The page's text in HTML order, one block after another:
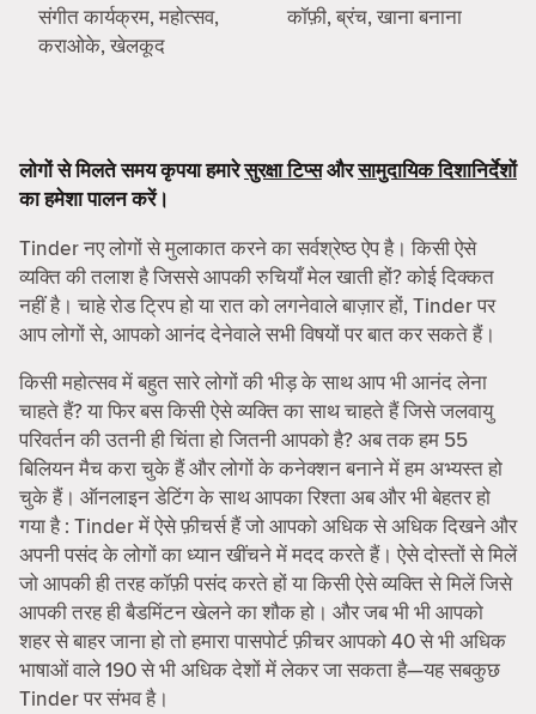
संगीत कार्यक्रम, महोत्सव,
कराओके, खेलकूद
कॉफ़ी, ब्रंच, खाना बनाना
लोगों से मिलते समय कृपया हमारेसुरक्षा टिप्सऔरसामुदायिक दिशानिर्देशों
का हमेशा पालन करें।
Tinder नए लोगों से मुलाकात करने का सर्वश्रेष्ठ ऐप है। किसी ऐसे
व्यक्ति की तलाश है जिससे आपकी रुचियाँ मेल खाती हों? कोई दिक्कत
नहीं है। चाहे रोड ट्रिप हो या रात को लगनेवाले बाज़ार हों, Tinder पर
आप लोगों से, आपको आनंद देनेवाले सभी विषयों पर बात कर सकते हैं।
किसी महोत्सव में बहुत सारे लोगों की भीड़ के साथ आप भी आनंद लेना
चाहते हैं? या फिर बस किसी ऐसे व्यक्ति का साथ चाहते हैं जिसे जलवायु
परिवर्तन की उतनी ही चिंता हो जितनी आपको है? अब तक हम 55
बिलियन मैच करा चुके हैं और लोगों के कनेक्शन बनाने में हम अभ्यस्त हो
चुके हैं। ऑनलाइन डेटिंग के साथ आपका रिश्ता अब और भी बेहतर हो
गया है : Tinder में ऐसे फ़ीचर्स हैं जो आपको अधिक से अधिक दिखने और
अपनी पसंद के लोगों का ध्यान खींचने में मदद करते हैं। ऐसे दोस्तों से मिलें
जो आपकी ही तरह कॉफ़ी पसंद करते हों या किसी ऐसे व्यक्ति से मिलें जिसे
आपकी तरह ही बैडमिंटन खेलने का शौक हो। और जब भी भी आपको
शहर से बाहर जाना हो तो हमारा पासपोर्ट फ़ीचर आपको 40 से भी अधिक
भाषाओं वाले 190 से भी अधिक देशों में लेकर जा सकता है—यह सबकुछ
Tinder पर संभव है।